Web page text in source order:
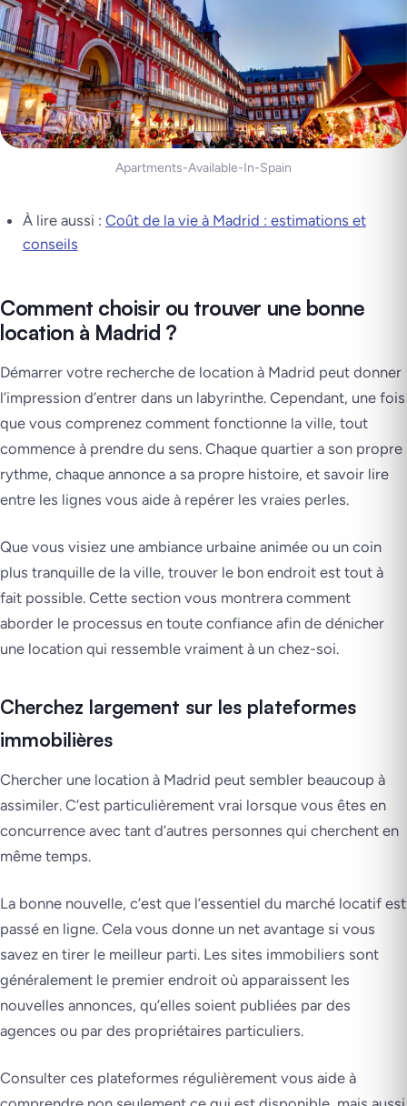
Apartments-Available-In-Spain
À lire aussi : Coût de la vie à Madrid : estimations et
conseils
Comment choisir ou trouver une bonne
location à Madrid ?
Démarrer votre recherche de location à Madrid peut donner
l’impression d’entrer dans un labyrinthe. Cependant, une fois
que vous comprenez comment fonctionne la ville, tout
commence à prendre du sens. Chaque quartier a son propre
rythme, chaque annonce a sa propre histoire, et savoir lire
entre les lignes vous aide à repérer les vraies perles.
Que vous visiez une ambiance urbaine animée ou un coin
plus tranquille de la ville, trouver le bon endroit est tout à
fait possible. Cette section vous montrera comment
aborder le processus en toute confiance afin de dénicher
une location qui ressemble vraiment à un chez-soi.
Cherchez largement sur les plateformes
immobilières
Chercher une location à Madrid peut sembler beaucoup à
assimiler. C’est particulièrement vrai lorsque vous êtes en
concurrence avec tant d’autres personnes qui cherchent en
même temps.
La bonne nouvelle, c’est que l’essentiel du marché locatif est
passé en ligne. Cela vous donne un net avantage si vous
savez en tirer le meilleur parti. Les sites immobiliers sont
généralement le premier endroit où apparaissent les
nouvelles annonces, qu’elles soient publiées par des
agences ou par des propriétaires particuliers.
Consulter ces plateformes régulièrement vous aide à